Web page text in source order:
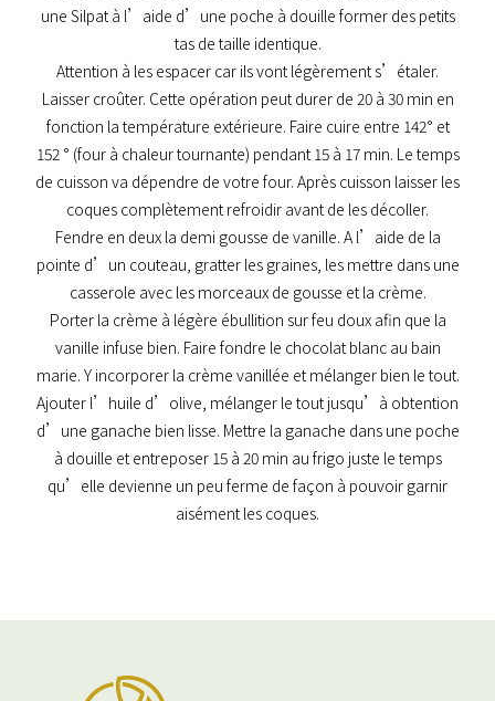
une Silpat à l’aide d’une poche à douille former des petits
tas de taille identique.
Attention à les espacer car ils vont légèrement s’étaler.
Laisser croûter. Cette opération peut durer de 20 à 30 min en
fonction la température extérieure. Faire cuire entre 142° et
152 ° (four à chaleur tournante) pendant 15 à 17 min. Le temps
de cuisson va dépendre de votre four. Après cuisson laisser les
coques complètement refroidir avant de les décoller.
Fendre en deux la demi gousse de vanille. A l’aide de la
pointe d’un couteau, gratter les graines, les mettre dans une
casserole avec les morceaux de gousse et la crème.
Porter la crème à légère ébullition sur feu doux afin que la
vanille infuse bien. Faire fondre le chocolat blanc au bain
marie. Y incorporer la crème vanillée et mélanger bien le tout.
Ajouter l’huile d’olive, mélanger le tout jusqu’à obtention
d’une ganache bien lisse. Mettre la ganache dans une poche
à douille et entreposer 15 à 20 min au frigo juste le temps
qu’elle devienne un peu ferme de façon à pouvoir garnir
aisément les coques.